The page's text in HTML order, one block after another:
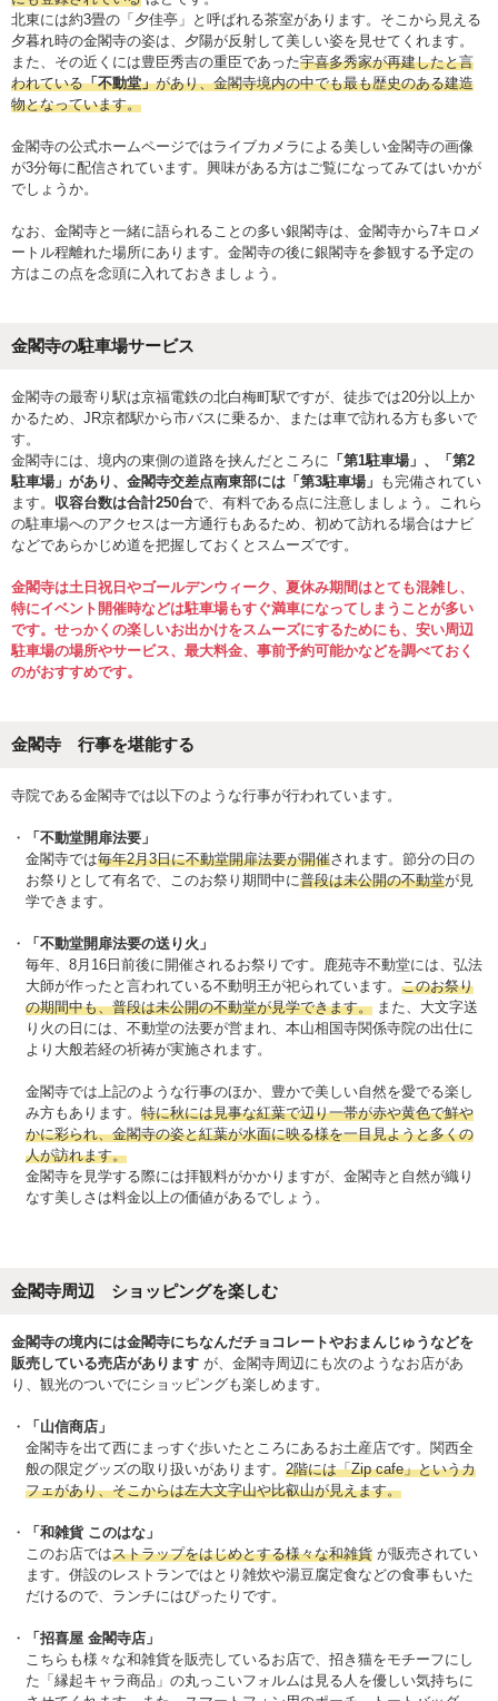
北東には約3畳の「夕佳亭」と呼ばれる茶室があります。そこから見える
夕暮れ時の金閣寺の姿は、夕陽が反射して美しい姿を見せてくれます。
また、その近くには豊臣秀吉の重臣であった宇喜多秀家が再建したと言
われている「不動堂」があり、金閣寺境内の中でも最も歴史のある建造
物となっています。
金閣寺の公式ホームページではライブカメラによる美しい金閣寺の画像
が3分毎に配信されています。興味がある方はご覧になってみてはいかが
でしょうか。
なお、金閣寺と一緒に語られることの多い銀閣寺は、金閣寺から7キロメ
ートル程離れた場所にあります。金閣寺の後に銀閣寺を参観する予定の
方はこの点を念頭に入れておきましょう。
金閣寺の駐車場サービス
金閣寺の最寄り駅は京福電鉄の北白梅町駅ですが、徒歩では20分以上か
かるため、JR京都駅から市バスに乗るか、または車で訪れる方も多いで
す。
金閣寺には、境内の東側の道路を挟んだところに 「第1駐車場」、「第2
駐車場」があり、金閣寺交差点南東部には「第3駐車場」 も完備されてい
ます。 収容台数は合計250台で、有料である点に注意しましょう。これら
の駐車場へのアクセスは一方通行もあるため、初めて訪れる場合はナビ
などであらかじめ道を把握しておくとスムーズです。
金閣寺は土日祝日やゴールデンウィーク、夏休み期間はとても混雑し、
特にイベント開催時などは駐車場もすぐ満車になってしまうことが多い
です。せっかくの楽しいお出かけをスムーズにするためにも、安い周辺
駐車場の場所やサービス、最大料金、事前予約可能かなどを調べておく
のがおすすめです。
金閣寺 行事を堪能する
寺院である金閣寺では以下のような行事が行われています。
「不動堂開扉法要」
金閣寺では毎年2月3日に不動堂開扉法要が開催されます。節分の日の
お祭りとして有名で、このお祭り期間中に普段は未公開の不動堂が見
学できます。
「不動堂開扉法要の送り火」
毎年、8月16日前後に開催されるお祭りです。鹿苑寺不動堂には、弘法
大師が作ったと言われている不動明王が祀られています。 このお祭り
の期間中も、普段は未公開の不動堂が見学できます。 また、大文字送
り火の日には、不動堂の法要が営まれ、本山相国寺関係寺院の出仕に
より大般若経の祈祷が実施されます。
金閣寺では上記のような行事のほか、豊かで美しい自然を愛でる楽し
み方もあります。 特に秋には見事な紅葉で辺り一帯が赤や黄色で鮮や
かに彩られ、金閣寺の姿と紅葉が水面に映る様を一目見ようと多くの
人が訪れます。
金閣寺を見学する際には拝観料がかかりますが、金閣寺と自然が織り
なす美しさは料金以上の価値があるでしょう。
金閣寺周辺 ショッピングを楽しむ
金閣寺の境内には金閣寺にちなんだチョコレートやおまんじゅうなどを
販売している売店があります が、金閣寺周辺にも次のようなお店があ
り、観光のついでにショッピングも楽しめます。
「山信商店」
金閣寺を出て西にまっすぐ歩いたところにあるお土産店です。関西全
般の限定グッズの取り扱いがあります。 2階には「Zip cafe」というカ
フェがあり、そこからは左大文字山や比叡山が見えます。
「和雑貨 このはな」
このお店ではストラップをはじめとする様々な和雑貨 が販売されてい
ます。併設のレストランではとり雑炊や湯豆腐定食などの食事もいた
だけるので、ランチにはぴったりです。
「招喜屋 金閣寺店」
こちらも様々な和雑貨を販売しているお店で、招き猫をモチーフにし
た「縁起キャラ商品」の丸っこいフォルムは見る人を優しい気持ちに